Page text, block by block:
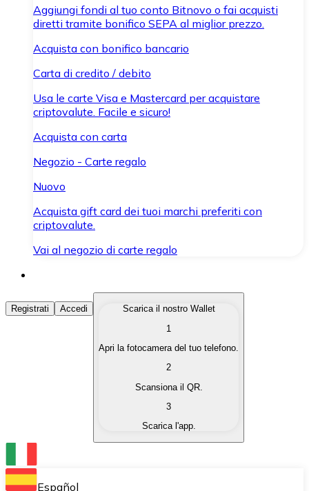
Aggiungi fondi al tuo conto Bitnovo o fai acquisti
diretti tramite bonifico SEPA al miglior prezzo.
Acquista con bonifico bancario
Carta di credito / debito
Usa le carte Visa e Mastercard per acquistare
criptovalute. Facile e sicuro!
Acquista con carta
Negozio - Carte regalo
Nuovo
Acquista gift card dei tuoi marchi preferiti con
criptovalute.
Vai al negozio di carte regalo
Acquista Criptovalute
Acquista le criptovalute che ti interessano in modo
Converti le tue criptovalute in valuta fiat quando ne
Scambia una criptovaluta con un'altra
Conserva le tue cripto in un Wallet self-custodial.
Registrati Accedi
Scarica il nostro Wallet
1
Apri la fotocamera del tuo telefono.
2
Scansiona il QR.
3
Scarica l'app.
Español